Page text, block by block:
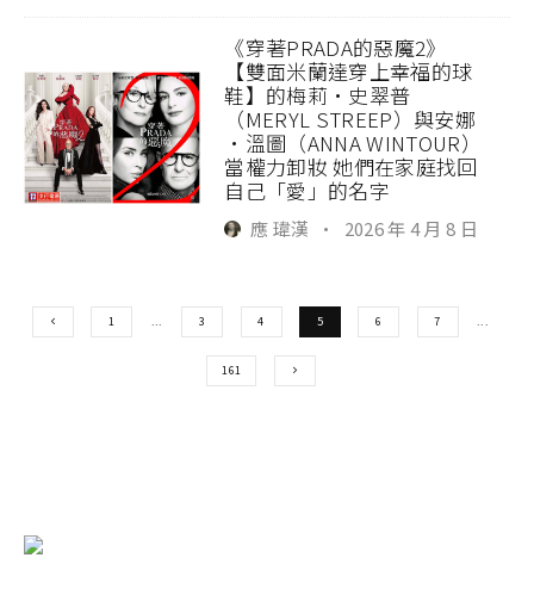
《穿著PRADA的惡魔2》
【雙面米蘭達穿上幸福的球
鞋】的梅莉·史翠普
（MERYL STREEP）與安娜
·溫圖（ANNA WINTOUR）
當權力卸妝 她們在家庭找回
自己「愛」的名字
應 瑋漢 · 2026 年 4 月 8 日
1 3 4 5 6 7
161